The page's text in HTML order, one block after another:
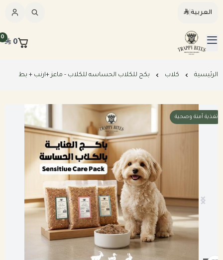
العربية|
Trappybites
0
0
القائمة الرئيسية
الرئيسيه
كلاب
عرض الكل
وجبات طبيعية مطبوخة للكلاب
وجبات طبيعية نيء للكلاب
بكجات التوفير الشهرية للكلاب
باقات الرعاية الصحية للكلب
قطط
وجبات طبيعية مطبوخه للقطط
وجبات طبيعية نيء للقطط
بكجات التوفير الشهرية للقطط
مكافآت طبيعية
المرق والمكملات
خطة تغذيه مخصصه
الرئيسية كلاب بكج للكلاب الحساسه للكلاب - ماعز +ارنب + بط
تغذية آمنة وصحية